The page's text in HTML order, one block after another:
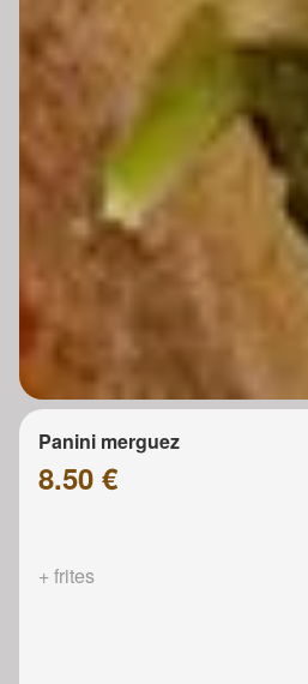
Panini merguez
8.50 €
+ frites